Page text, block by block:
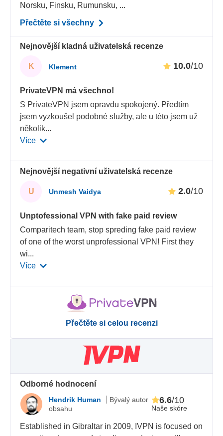
Norsku, Finsku, Rumunsku, ...
Přečtěte si všechny
Nejnovější kladná uživatelská recenze
K Klement 10.0/10
PrivateVPN má všechno!
S PrivateVPN jsem opravdu spokojený. Předtím
jsem vyzkoušel podobné služby, ale u této jsem už
několik...
Více
Nejnovější negativní uživatelská recenze
U Unmesh Vaidya 2.0/10
Unptofessional VPN with fake paid review
Comparitech team, stop spreding fake paid review
of one of the worst unprofessional VPN! First they
wi...
Více
Přečtěte si celou recenzi
Odborné hodnocení
Hendrik Human
Bývalý autor
obsahu
Naše skóre
6.6/10
Established in Gibraltar in 2009, IVPN is focused on